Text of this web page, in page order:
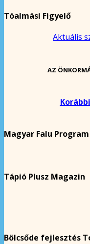
Tóalmási Figyelő
Aktuális
AZ
Magyar Falu Program
Tápió Plusz Magazin
Bölcsőde fejlesztés